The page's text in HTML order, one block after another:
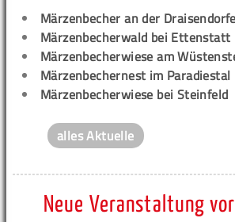
Märzenbecher an der
Märzenbecherwald bei Ettenstatt
Märzenbecherwiese am
Märzenbechernest im Paradiestal
Märzenbecherwiese bei Steinfeld
alles Aktuelle
Neue Veranstaltung